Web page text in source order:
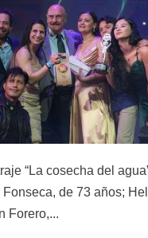
“La cosecha del
Fonseca, de 73 años;
Forero,...